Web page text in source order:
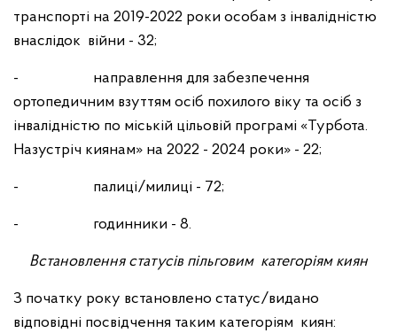
транспорті на 2019-2022 роки особам з інвалідністю
внаслідок війни - 32;
- направлення для забезпечення
ортопедичним взуттям осіб похилого віку та осіб з
інвалідністю по міській цільовій програмі «Турбота.
Назустріч киянам» на 2022 - 2024 роки» - 22;
- палиці/милиці - 72;
- годинники - 8.
Встановлення статусів пільговим категоріям киян
З початку року встановлено статус/видано
відповідні посвідчення таким категоріям киян: